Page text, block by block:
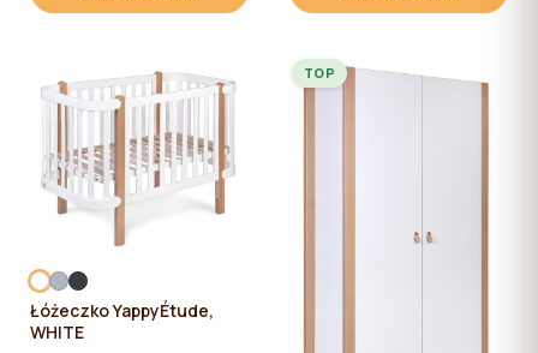
Łóżeczko YappyÉtude,
WHITE
TOP